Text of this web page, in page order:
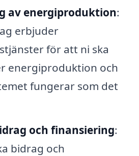
av energiproduktion:
erbjuder
för att ni ska
energiproduktion och
fungerar som det
och finansiering:
bidrag och